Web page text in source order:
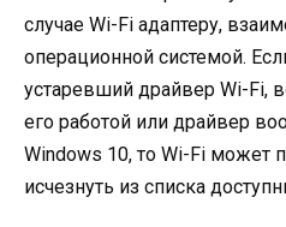
случае Wi-Fi адаптеру,
операционной системой.
устаревший драйвер Wi-Fi,
его работой или драйвер
Windows 10, то Wi-Fi может
исчезнуть из списка